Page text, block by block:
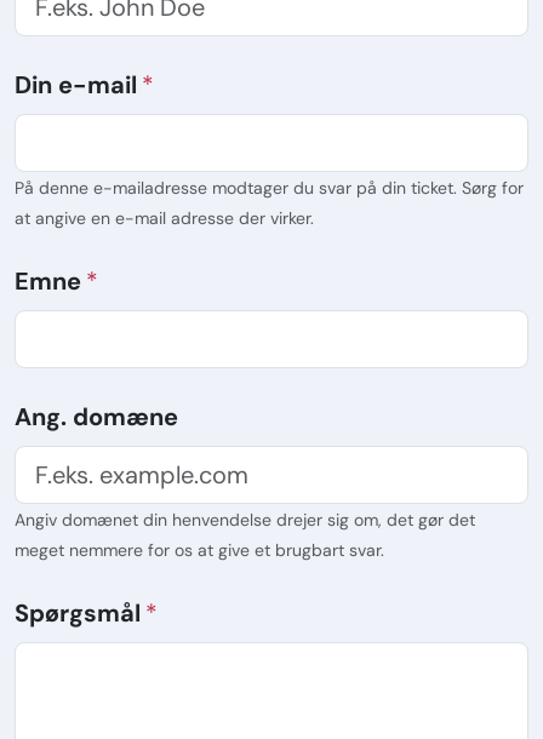
Din e-mail
På denne e-mailadresse modtager du svar på din ticket. Sørg for
at angive en e-mail adresse der virker.
Emne
Ang. domæne
Angiv domænet din henvendelse drejer sig om, det gør det
meget nemmere for os at give et brugbart svar.
Spørgsmål